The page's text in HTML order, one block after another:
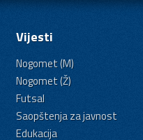
Vijesti
Nogomet (M)
Nogomet (Ž)
Futsal
Saopštenja za javnost
Edukacija